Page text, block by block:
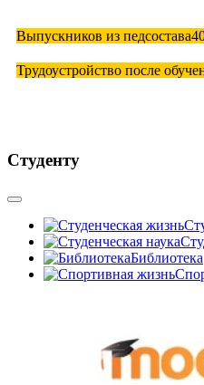
Выпускников из педсостава
Трудоустройство после
Студенту
Библиотека